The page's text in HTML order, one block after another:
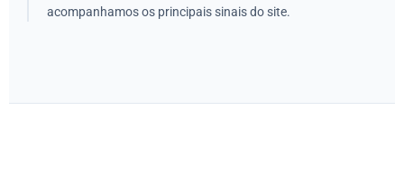
acompanhamos os principais sinais do site.